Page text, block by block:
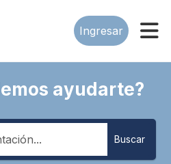
Ingresar
ayudarte?
Buscar